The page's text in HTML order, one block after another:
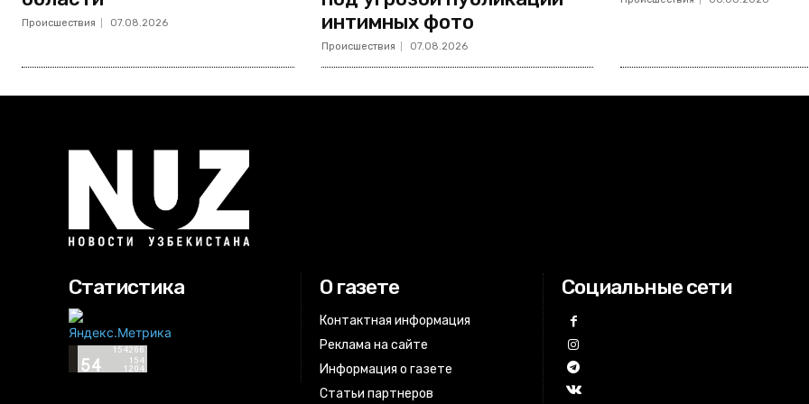
Происшествия 07.08.2026
интимных фото
Происшествия 07.08.2026
Статистика О газете
Контактная информация
Реклама на сайте
Информация о газете
Статьи партнеров
Социальные сети